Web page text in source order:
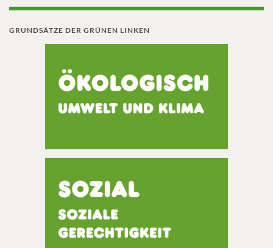
GRUNDSÄTZE DER GRÜNEN LINKEN